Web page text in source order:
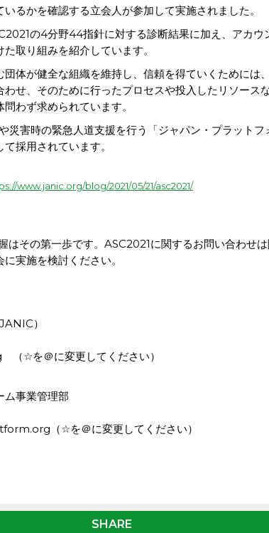
るかを確認する立会人が参加して実施されました。
の4分野44指針に対する診断結果に加え、アカウ
取り組みを紹介しています。
体が健全な組織を維持し、信頼を得ていくためには
せ、そのために行ったプロセスや投入したリソース
わず求められています。
災害時の緊急人道支援を行う「ジャパン・プラットフ
採用されています。
www.janic.org/blog/2021/05/21/asc2021/
はその第一歩です。ASC2021に関するお問い合わせ
実施を検討ください。
）
☆を＠に変更してください）
ム事業管理部
（☆を＠に変更してください）
SHARE